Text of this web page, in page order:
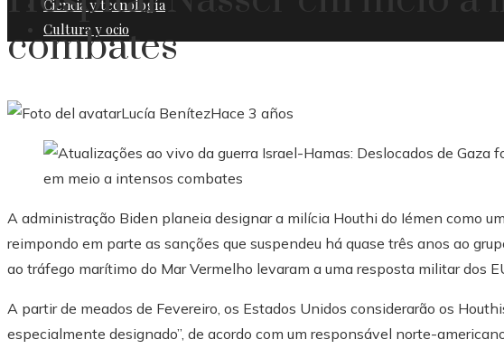
Ciencia y tecnología
Cultura y ocio
combates
Lucía BenítezHace 3 años
A administração Biden planeia designar a milícia Houthi do Iémen como
reimpondo em parte as sanções que suspendeu há quase três anos ao
ao tráfego marítimo do Mar Vermelho levaram a uma resposta militar dos
A partir de meados de Fevereiro, os Estados Unidos considerarão os
especialmente designado”, de acordo com um responsável norte-